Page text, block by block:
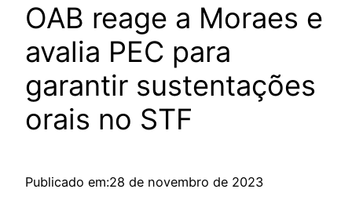
OAB reage a Moraes e
avalia PEC para
garantir sustentações
orais no STF
Publicado em:28 de novembro de 2023